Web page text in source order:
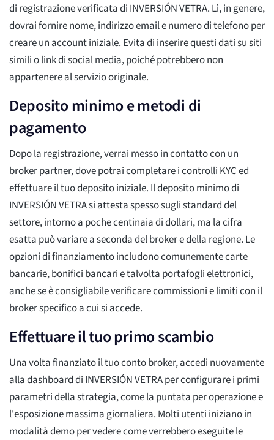
di registrazione verificata di INVERSIÓN VETRA. Lì, in genere,
dovrai fornire nome, indirizzo email e numero di telefono per
creare un account iniziale. Evita di inserire questi dati su siti
simili o link di social media, poiché potrebbero non
appartenere al servizio originale.
Deposito minimo e metodi di
pagamento
Dopo la registrazione, verrai messo in contatto con un
broker partner, dove potrai completare i controlli KYC ed
effettuare il tuo deposito iniziale. Il deposito minimo di
INVERSIÓN VETRA si attesta spesso sugli standard del
settore, intorno a poche centinaia di dollari, ma la cifra
esatta può variare a seconda del broker e della regione. Le
opzioni di finanziamento includono comunemente carte
bancarie, bonifici bancari e talvolta portafogli elettronici,
anche se è consigliabile verificare commissioni e limiti con il
broker specifico a cui si accede.
Effettuare il tuo primo scambio
Una volta finanziato il tuo conto broker, accedi nuovamente
alla dashboard di INVERSIÓN VETRA per configurare i primi
parametri della strategia, come la puntata per operazione e
l'esposizione massima giornaliera. Molti utenti iniziano in
modalità demo per vedere come verrebbero eseguite le